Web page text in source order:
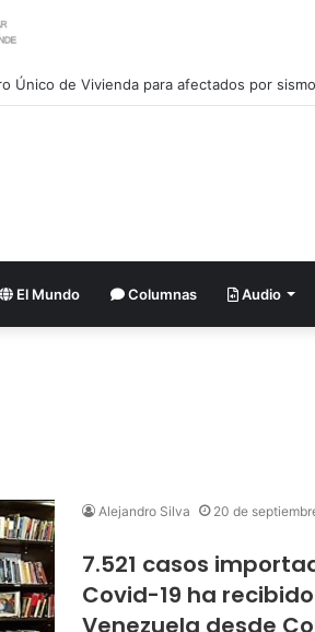
Único de Vivienda para afectados por
El Mundo Columnas Audio
Alejandro Silva
20 de
7.521 casos
Covid-19 ha recibido
Venezuela desde